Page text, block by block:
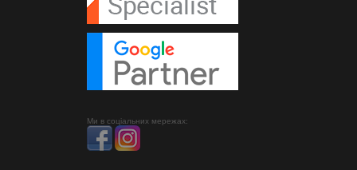
Ми в соціальних мережах: